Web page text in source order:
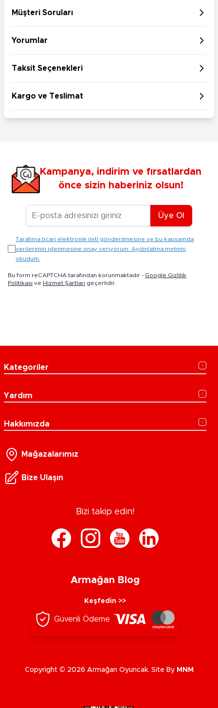
Müşteri Soruları
Yorumlar
Taksit Seçenekleri
Kargo ve Teslimat
Kampanya, indirim ve fırsatlardan
önce sizin haberiniz olsun!
E-posta Adresiniz
Üye Ol
Tarafıma ticari elektronik ileti gönderilmesine ve bu kapsamda
verilerimin işlenmesine onay veriyorum. Aydınlatma metnini
okudum.
Bu form reCAPTCHA tarafından korunmaktadır - Google Gizlilik
Politikası ve Hizmet Şartları geçerlidir.
Kategoriler
Yardım
Hakkımızda
Mağazalarımız
Bize Ulaşın
Bizi takip edin!
Armağan Blog
Keşfedin >>
Güvenli Ödeme
Copyright © 2026 Armağan Oyuncak. Site By MNM